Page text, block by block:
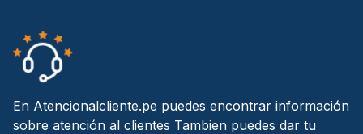
En Atencionalcliente.pe puedes encontrar información
sobre atención al clientes Tambien puedes dar tu